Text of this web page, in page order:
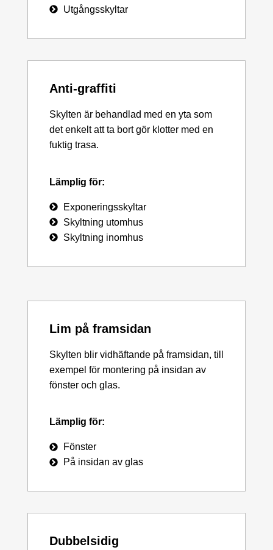
Utgångsskyltar
Anti-graffiti
Skylten är behandlad med en yta som
det enkelt att ta bort gör klotter med en
fuktig trasa.
Lämplig för:
Exponeringsskyltar
Skyltning utomhus
Skyltning inomhus
Lim på framsidan
Skylten blir vidhäftande på framsidan, till
exempel för montering på insidan av
fönster och glas.
Lämplig för:
Fönster
På insidan av glas
Dubbelsidig